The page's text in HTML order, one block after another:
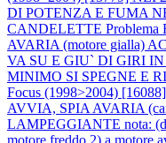
DI POTENZA E FUMA
CANDELETTE Problema
AVARIA (motore gialla)
VA SU E GIU` DI GIRI
MINIMO SI SPEGNE E
Focus (1998>2004)
AVVIA, SPIA AVARIA
LAMPEGGIANTE nota:
motore freddo 2) a motore